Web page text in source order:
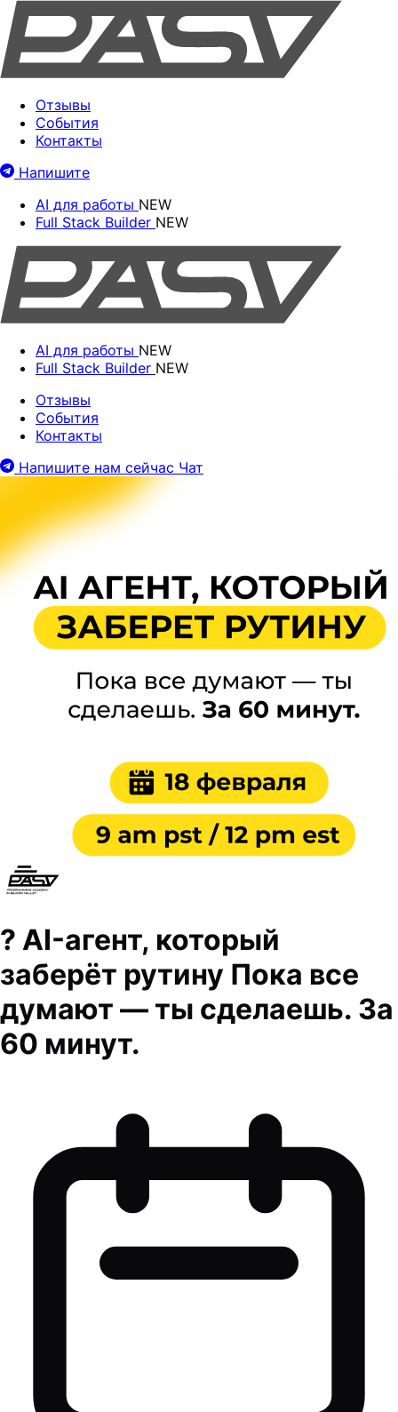
Отзывы
События
Контакты
Напишите
AI для работы NEW
Full Stack Builder NEW
AI для работы NEW
Full Stack Builder NEW
Отзывы
События
Контакты
Напишите нам сейчас Чат
? AI-агент, который
заберёт рутину Пока все
думают — ты сделаешь. За
60 минут.